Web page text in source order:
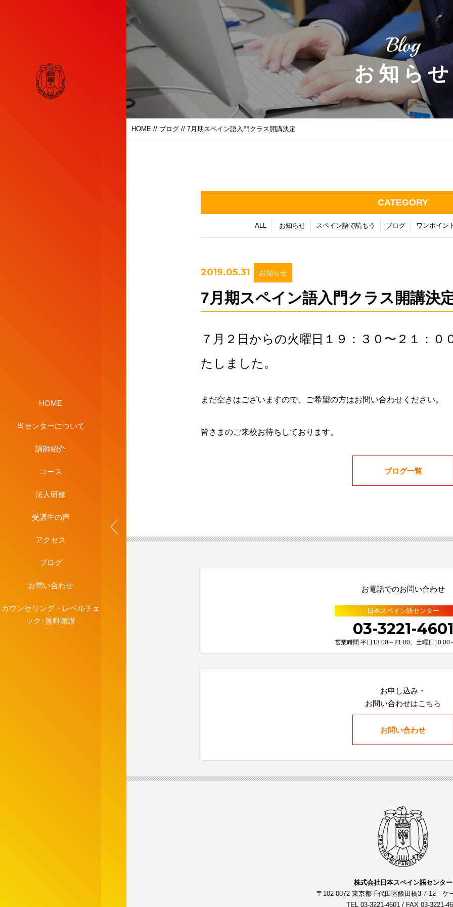
HOME
当センターについて
講師紹介
コース
法人研修
受講生の声
アクセス
ブログ
お問い合わせ
カウンセリング・レベルチェ
ック･無料聴講
Blog
お知らせ
HOME // ブログ // 7月期スペイン語入門クラス開講決定
CATEGORY
ALL お知らせ スペイン語で読もう ブログ ワンポイン
2019.05.31 お知らせ
7月期スペイン語入門クラス開講決
７月２日からの火曜日１９：３０〜２１：０
たしました。
まだ空きはございますので、ご希望の方はお問い合わせください。
皆さまのご来校お待ちしております。
ブログ一覧
お電話でのお問い合わせ
日本スペイン語センター
03-3221-4601
営業時間 平日13:00～21:00、土曜日10:00
お申し込み・
お問い合わせはこちら
お問い合わせ
株式会社日本スペイン語センター
〒102-0072 東京都千代田区飯田橋3-7-12 ケ
TEL 03-3221-4601 / FAX 03-3221-